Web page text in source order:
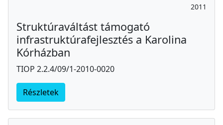
2011
Struktúraváltást támogató
infrastruktúrafejlesztés a Karolina
Kórházban
TIOP 2.2.4/09/1-2010-0020
Részletek